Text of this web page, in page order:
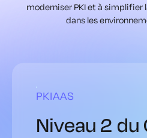
moderniser PKI et à
dans les
PKIAAS
Niveau 2 du